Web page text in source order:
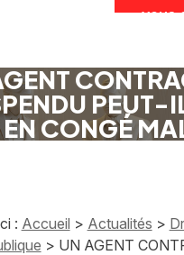
vous
PEUT-
EN CONGÉ
: Accueil > Actualités >
> UN AGENT